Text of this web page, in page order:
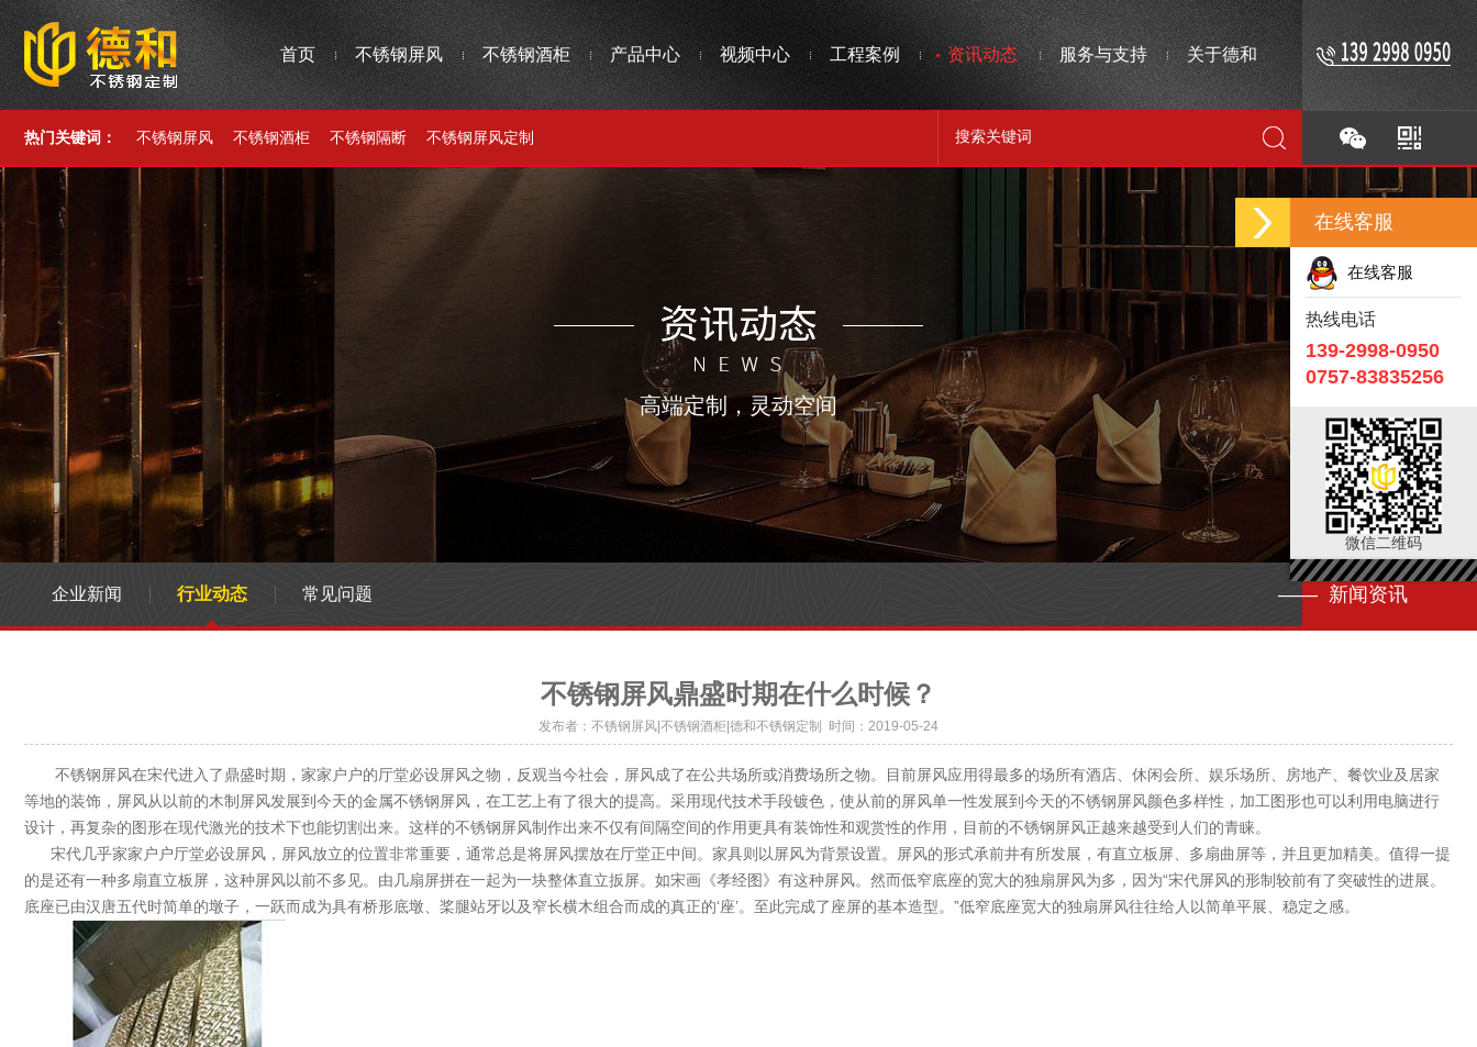
首页 不锈钢屏风 不锈钢酒柜 产品中心 视频中心 工程案例 资讯动态 服务与支持 关于德和
热门关键词： 不锈钢屏风 不锈钢酒柜 不锈钢隔断 不锈钢屏风定制
高端定制，灵动空间
企业新闻 行业动态 常见问题 —— 新闻资讯
不锈钢屏风鼎盛时期在什么时候？
发布者：不锈钢屏风|不锈钢酒柜|德和不锈钢定制 时间：2019-05-24
不锈钢屏风在宋代进入了鼎盛时期，家家户户的厅堂必设屏风之物，反观当今社会，屏风成了在公共场所或消费场所之物。目前屏风应用得最多的场所有酒店、休闲会所、娱乐场所、房地产、餐饮业及居家
等地的装饰，屏风从以前的木制屏风发展到今天的金属不锈钢屏风，在工艺上有了很大的提高。采用现代技术手段镀色，使从前的屏风单一性发展到今天的不锈钢屏风颜色多样性，加工图形也可以利用电脑进行
设计，再复杂的图形在现代激光的技术下也能切割出来。这样的不锈钢屏风制作出来不仅有间隔空间的作用更具有装饰性和观赏性的作用，目前的不锈钢屏风正越来越受到人们的青睐。
宋代几乎家家户户厅堂必设屏风，屏风放立的位置非常重要，通常总是将屏风摆放在厅堂正中间。家具则以屏风为背景设置。屏风的形式承前井有所发展，有直立板屏、多扇曲屏等，并且更加精美。值得一提
的是还有一种多扇直立板屏，这种屏风以前不多见。由几扇屏拼在一起为一块整体直立扳屏。如宋画《孝经图》有这种屏风。然而低窄底座的宽大的独扇屏风为多，因为“宋代屏风的形制较前有了突破性的进展。
底座已由汉唐五代时简单的墩子，一跃而成为具有桥形底墩、桨腿站牙以及窄长横木组合而成的真正的‘座’。至此完成了座屏的基本造型。”低窄底座宽大的独扇屏风往往给人以简单平展、稳定之感。
在线客服
在线客服
热线电话
139-2998-0950
0757-83835256
微信二维码